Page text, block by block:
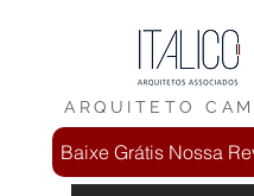
ARQUITETO
Baixe Grátis Nossa